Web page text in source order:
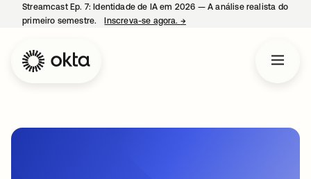
Streamcast Ep. 7: Identidade de IA em 2026 — A análise realista do
primeiro semestre.
Inscreva-se agora. →